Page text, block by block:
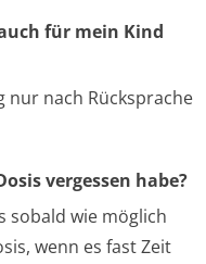
für mein Kind
nur nach Rücksprache
vergessen habe?
sobald wie möglich
wenn es fast Zeit